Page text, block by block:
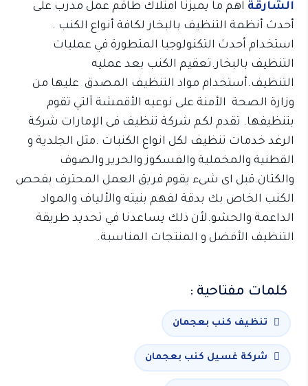
الشارقة اهم ما يميزنا امتلاك طاقم عمل مدرب على
أحدث أنظمة التنظيف بالبخار لكافة أنواع الكنب .
استخدام أحدث التكنولوجيا المتطورة في عمليات
التنظيف بالبخار.تعقيم الكنب بعد عمليه
التنظيف.أستخدام مواد التنظيف المصدق عليها من
وزارة الصحة الأمنة على نوعيه الأقمشة آلتي تقوم
بتنظيفها. تقدم لكم شركة تنظيف فى الإمارات شركة
الرغد خدمات تنظيف لكل انواع الكنبات .مثل الجلدية و
القطنية والمخملية والفسكوز والحرير والصوف
والكتان.قبل اى شىء يقوم فريق العمل المحترف بفحص
الكنب الخاص بك بدقة لفهم بنيته والألياف والمواد
الداعمة والحشو.لأن ذلك يساعدنا في تحديد طريقة
التنظيف الأفضل و المنتجات المناسبة.
كلمات مفتاحية :
تنظيف كنب بعجمان
شركة غسيل كنب بعجمان